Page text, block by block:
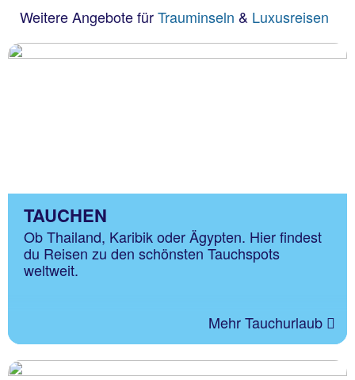
Weitere Angebote fürTrauminseln & Luxusreisen
TAUCHEN
Ob Thailand, Karibik oder Ägypten. Hier findest
du Reisen zu den schönsten Tauchspots
weltweit.
Mehr Tauchurlaub